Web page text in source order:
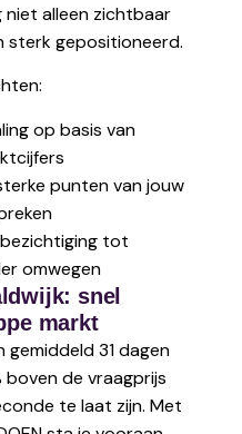
niet alleen zichtbaar
sterk gepositioneerd.
op basis van
punten van jouw
tot
omwegen
snel
markt
gemiddeld 31 dagen
de vraagprijs
te laat zijn. Met